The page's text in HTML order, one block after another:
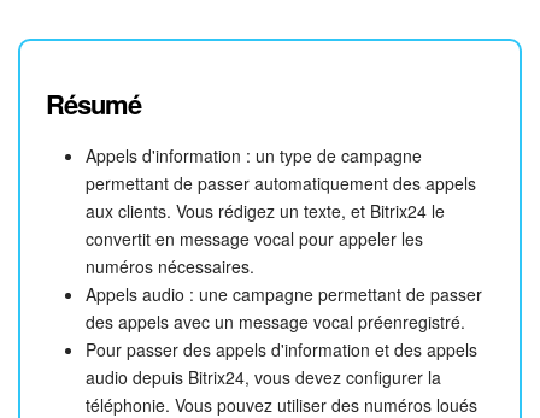
Résumé
Appels d'information : un type de campagne
permettant de passer automatiquement des appels
aux clients. Vous rédigez un texte, et Bitrix24 le
convertit en message vocal pour appeler les
numéros nécessaires.
Appels audio : une campagne permettant de passer
des appels avec un message vocal préenregistré.
Pour passer des appels d'information et des appels
audio depuis Bitrix24, vous devez configurer la
téléphonie. Vous pouvez utiliser des numéros loués